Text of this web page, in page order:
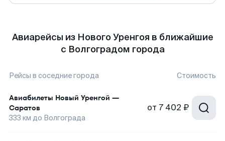
Авиарейсы из Нового Уренгоя в ближайшие
с Волгоградом города
Рейсы в соседние города Стоимость
Авиабилеты Новый Уренгой —
Саратов
333 км до Волгограда
от 7 402 ₽